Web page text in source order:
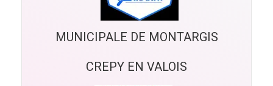
MUNICIPALE DE MONTARGIS
CREPY EN VALOIS